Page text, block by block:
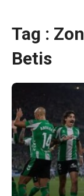
Tag :
Betis